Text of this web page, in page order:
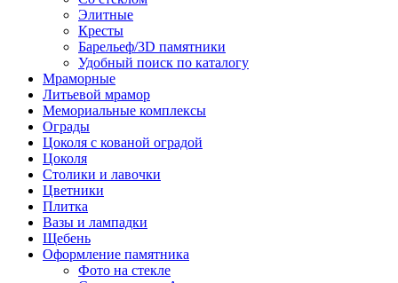
Элитные
Кресты
Барельеф/3D памятники
Удобный поиск по каталогу
Мраморные
Литьевой мрамор
Мемориальные комплексы
Ограды
Цоколя с кованой оградой
Цоколя
Столики и лавочки
Цветники
Плитка
Вазы и лампадки
Щебень
Оформление памятника
Фото на стекле